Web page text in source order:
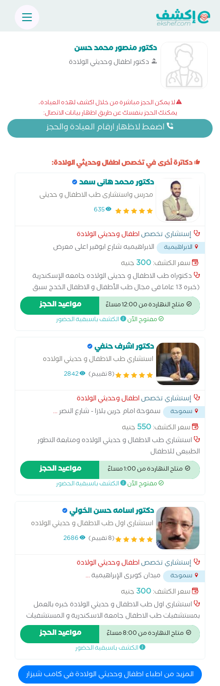
دكتور منصور محمد حسن
دكتور اطفال وحديثي الولادة
لا يمكن الحجز مباشرة من خلال اكشف لهذه العيادة،
يمكنك الحجز بنفسك عن طريق اظهار بيانات الاتصال:
اضغط لاظهار ارقام العيادة والحجز
دكاترة أخرى في تخصص اطفال وحديثي الولادة:
دكتور محمد هانى سعد
مدرس واستشارى طب الاطفال و حديثى
الولاده جامعه الإسكندرية
635
إستشاري تخصصاطفال وحديثي الولادة
الابراهيمية
الابراهيميه شارع ابوقير اعلى معرض
القبطان للسيارات ...سعر الكشف:300 جنيه
دكتوراه طب الاطفال و حديثى الولاده جامعه الإسكندرية
(خبره 13 عاما فى مجال طب الأطفال و الاطفال الخدج سبق
العمل بمستشفى المدينه للمرأه و اليكس سيدنى / لديه عياده
اخرى بمجمع المدينه الطبى حاصل على ماجيستير و دكتوراه فى
تصوير القلب باشعه الإيكو مع الموجات فوق الصوتيه على الصدر
عالى التردد و مدى تأثيرها على الاطفال يعمل كمدرس بكلية
الطب بجامعه الشاطبي بالإسكندرية
متاح النهاردة من 12:00 مساءً مواعيد الحجز
مفتوح الآن الكشف باسبقية الحضور
دكتور اشرف حنفي
استشاري طب الاطفال و حديثي الولاده
(8 تقييم) 2842
إستشاري تخصصاطفال وحديثي الولادة
سموحة سموحة امام جرين بلازا - شارع النصر...
سعر الكشف:550 جنيه
استشاري طب الاطفال و حديثي الولاده ومتابعة التطور
الطبيعى للاطفال
متاح النهاردة من 1:00 مساءً مواعيد الحجز
مفتوح الآن الكشف باسبقية الحضور
دكتور اسامه حسن الخولي
استشاري اول طب الاطفال و حديثي الولاده
(8 تقييم) 2686
إستشاري تخصصاطفال وحديثي الولادة
سموحة ميدان كوبرى الإبراهيمية...
سعر الكشف:300 جنيه
استشاري اول طب الاطفال و حديثي الولادة خبره بالعمل
بمستشفيات طب الاطفال جامعة الاسكندرية و المستشفيات
الخاصة بالاسكندرية خبرة بمتابعة النمو و التطور لدى الاطفال و
الكشف المبكر لتاخر النمو ماجستير طب الاطفال جامعة
متاح النهاردة من 8:00 مساءً مواعيد الحجز
الكشف باسبقية الحضور
المزيد من اطباء اطفال وحديثي الولادة في كامب شيزار